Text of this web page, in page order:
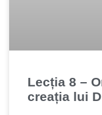
Lecția 8 –
creația lui